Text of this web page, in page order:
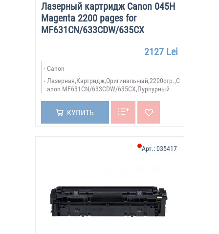
Лазерный картридж Canon 045H
Magenta 2200 pages for
MF631CN/633CDW/635CX
2127 Lei
Canon
Лазерная,Картридж,Оригинальный,2200стр.,C
anon MF631CN/633CDW/635CX,Пурпурный
КУПИТЬ
Арт.:035417